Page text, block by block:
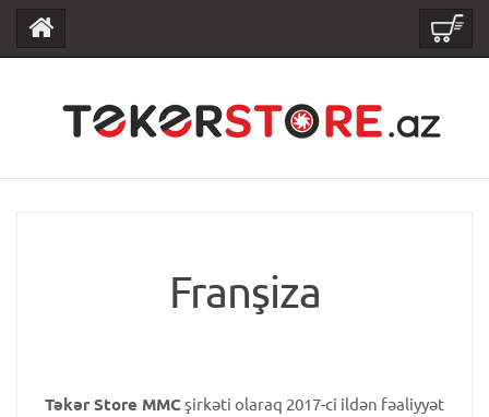
Franşiza
Təkər Store MMCşirkəti olaraq 2017-ci ildən fəaliyyət